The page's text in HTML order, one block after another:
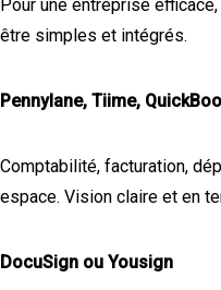
Pour une entreprise
être simples et intégrés.
Pennylane, Tiime,
Comptabilité, facturation,
espace. Vision claire et en
DocuSign ou Yousign